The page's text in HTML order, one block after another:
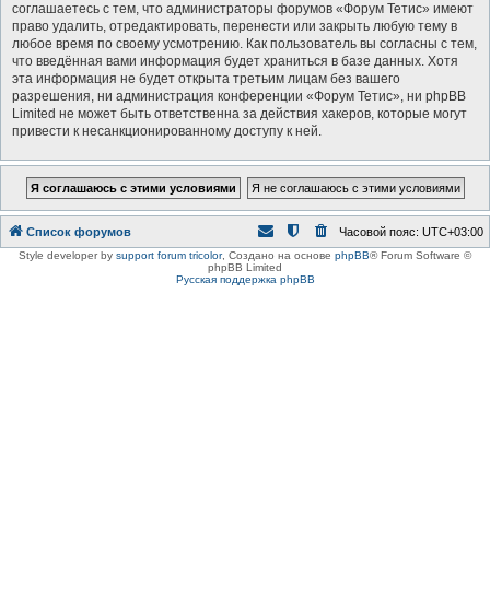
соглашаетесь с тем, что администраторы форумов «Форум Тетис» имеют
право удалить, отредактировать, перенести или закрыть любую тему в
любое время по своему усмотрению. Как пользователь вы согласны с тем,
что введённая вами информация будет храниться в базе данных. Хотя
эта информация не будет открыта третьим лицам без вашего
разрешения, ни администрация конференции «Форум Тетис», ни phpBB
Limited не может быть ответственна за действия хакеров, которые могут
привести к несанкционированному доступу к ней.
Список форумов Часовой пояс: UTC+03:00
Style developer by support forum tricolor, Создано на основе phpBB® Forum Software ©
phpBB Limited
Русская поддержка phpBB